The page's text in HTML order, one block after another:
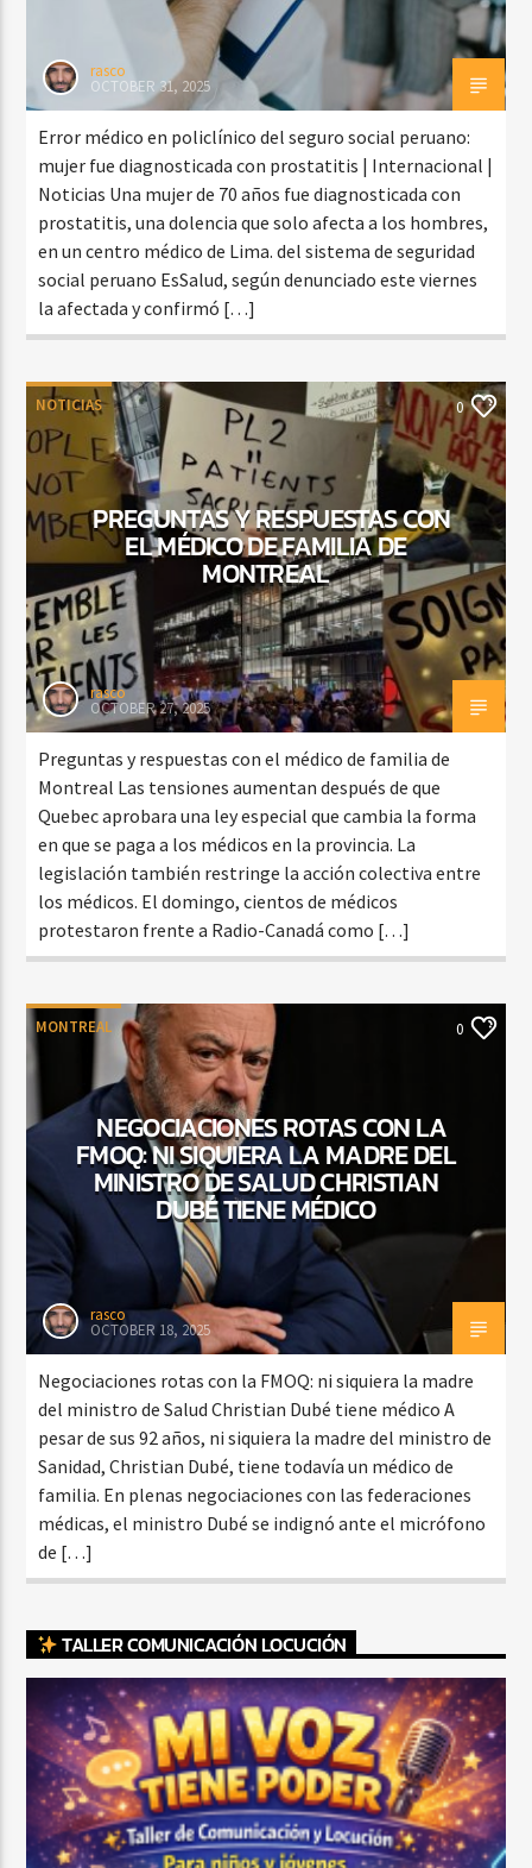
rasco
OCTOBER 31, 2025
Error médico en policlínico del seguro social peruano:
mujer fue diagnosticada con prostatitis | Internacional |
Noticias Una mujer de 70 años fue diagnosticada con
prostatitis, una dolencia que solo afecta a los hombres,
en un centro médico de Lima. del sistema de seguridad
social peruano EsSalud, según denunciado este viernes
la afectada y confirmó […]
NOTICIAS 0
PREGUNTAS Y RESPUESTAS CON
EL MÉDICO DE FAMILIA DE
MONTREAL
rasco
OCTOBER 27, 2025
Preguntas y respuestas con el médico de familia de
Montreal Las tensiones aumentan después de que
Quebec aprobara una ley especial que cambia la forma
en que se paga a los médicos en la provincia. La
legislación también restringe la acción colectiva entre
los médicos. El domingo, cientos de médicos
protestaron frente a Radio-Canadá como […]
MONTREAL 0
NEGOCIACIONES ROTAS CON LA
FMOQ: NI SIQUIERA LA MADRE DEL
MINISTRO DE SALUD CHRISTIAN
DUBÉ TIENE MÉDICO
rasco
OCTOBER 18, 2025
Negociaciones rotas con la FMOQ: ni siquiera la madre
del ministro de Salud Christian Dubé tiene médico A
pesar de sus 92 años, ni siquiera la madre del ministro de
Sanidad, Christian Dubé, tiene todavía un médico de
familia. En plenas negociaciones con las federaciones
médicas, el ministro Dubé se indignó ante el micrófono
de […]
TALLER COMUNICACIÓN LOCUCIÓN